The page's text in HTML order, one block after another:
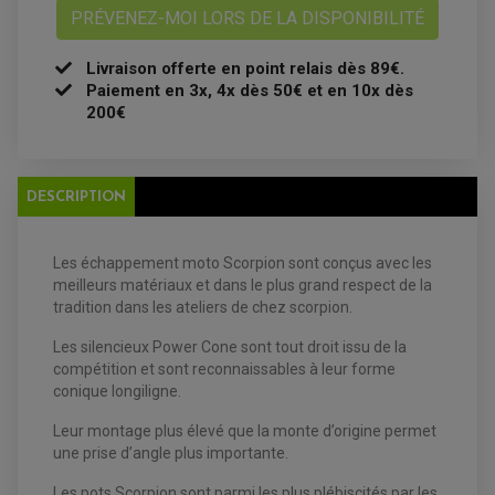
BOUGIE NGK
FILTRE A AIR
FILTRE ET ACCESSOIRE ESSENCE
OUTILLAGE
PRODUIT D'ENTRETIEN
EQUIPEMENT ELECTRIQUE QUAD / SSV
ACCESSOIRES ELECTRIQUE QUAD / SSV
CHARGEUR DE BATTERIE QUAD / SSV
COMPTEUR QUAD / SSV
CONTACTEUR A CLÉ QUAD
DÉMARREUR
STATOR ET REDRESSEUR / REGULATEUR
VENTILATEUR DE RADIATEUR
PRÉVENEZ-MOI LORS DE LA DISPONIBILITÉ
Livraison offerte en point relais dès 89€.
Paiement en 3x, 4x dès 50€ et en 10x dès
200€
DESCRIPTION
Les échappement moto Scorpion sont conçus avec les
meilleurs matériaux et dans le plus grand respect de la
tradition dans les ateliers de chez scorpion.
Les silencieux Power Cone sont tout droit issu de la
compétition et sont reconnaissables à leur forme
conique longiligne.
Leur montage plus élevé que la monte d’origine permet
une prise d’angle plus importante.